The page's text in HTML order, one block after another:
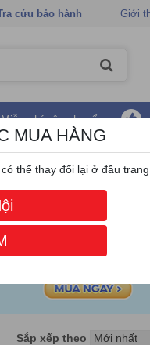
cứu bảo hành Giới
Miễn phí vận chuyển
Sắp xếp theo
MUA HÀNG
thể thay đổi lại ở đầu trang